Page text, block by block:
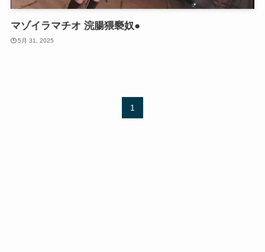
マゾイラマチオ 浣腸猥褻奴●
5月 31, 2025
1